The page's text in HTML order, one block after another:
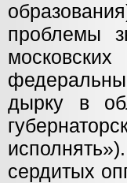
проблемы
дырку в
сердитых